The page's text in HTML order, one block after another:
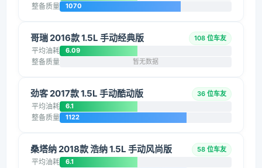
整备质量 1070
哥瑞 2016款 1.5L 手动经典版 108 位车友
平均油耗 6.09
整备质量 暂无数据
劲客 2017款 1.5L 手动酷动版 36 位车友
平均油耗 6.1
整备质量 1122
桑塔纳 2018款 浩纳 1.5L 手动风尚版 58 位车友
平均油耗 6.1